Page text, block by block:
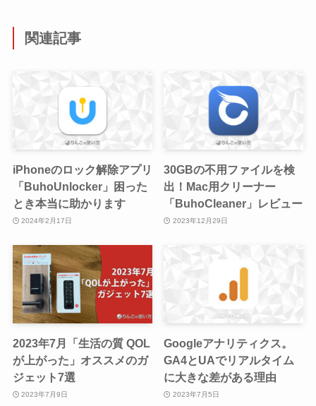
関連記事
iPhoneのロック解除アプリ
「BuhoUnlocker」困った
とき本当に助かります
2024年2月17日
30GBの不用ファイルを検
出！Mac用クリーナー
「BuhoCleaner」レビュー
2023年12月29日
2023年7月「生活の質 QOL
が上がった」オススメのガ
ジェット7選
2023年7月9日
Googleアナリティクス。
GA4とUAでリアルタイム
に大きな差がある理由
2023年7月5日